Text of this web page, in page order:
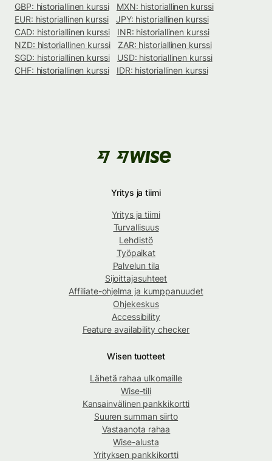
GBP: historiallinen kurssi
MXN: historiallinen kurssi
EUR: historiallinen kurssi
JPY: historiallinen kurssi
CAD: historiallinen kurssi
INR: historiallinen kurssi
NZD: historiallinen kurssi
ZAR: historiallinen kurssi
SGD: historiallinen kurssi
USD: historiallinen kurssi
CHF: historiallinen kurssi
IDR: historiallinen kurssi
Yritys ja tiimi
Yritys ja tiimi
Turvallisuus
Lehdistö
Työpaikat
Palvelun tila
Sijoittajasuhteet
Affiliate-ohjelma ja kumppanuudet
Ohjekeskus
Accessibility
Feature availability checker
Wisen tuotteet
Lähetä rahaa ulkomaille
Wise-tili
Kansainvälinen pankkikortti
Suuren summan siirto
Vastaanota rahaa
Wise-alusta
Yrityksen pankkikortti